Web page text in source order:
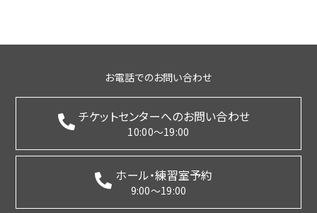
お電話でのお問い合わせ
チケットセンターへのお問い合わせ
10:00～19:00
ホール・練習室予約
9:00～19:00